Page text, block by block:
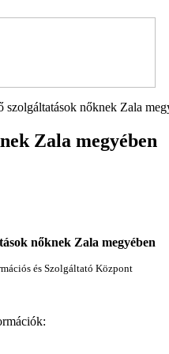
szolgáltatások nőknek Zala
Zala megyében
nőknek Zala megyében
és Szolgáltató Központ